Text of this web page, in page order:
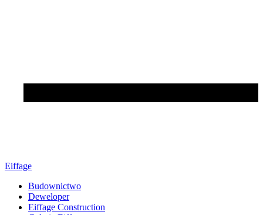
Eiffage
Budownictwo
Deweloper
Eiffage Construction